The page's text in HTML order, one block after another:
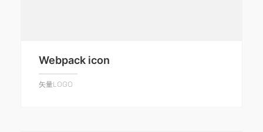
Webpack icon
矢量LOGO